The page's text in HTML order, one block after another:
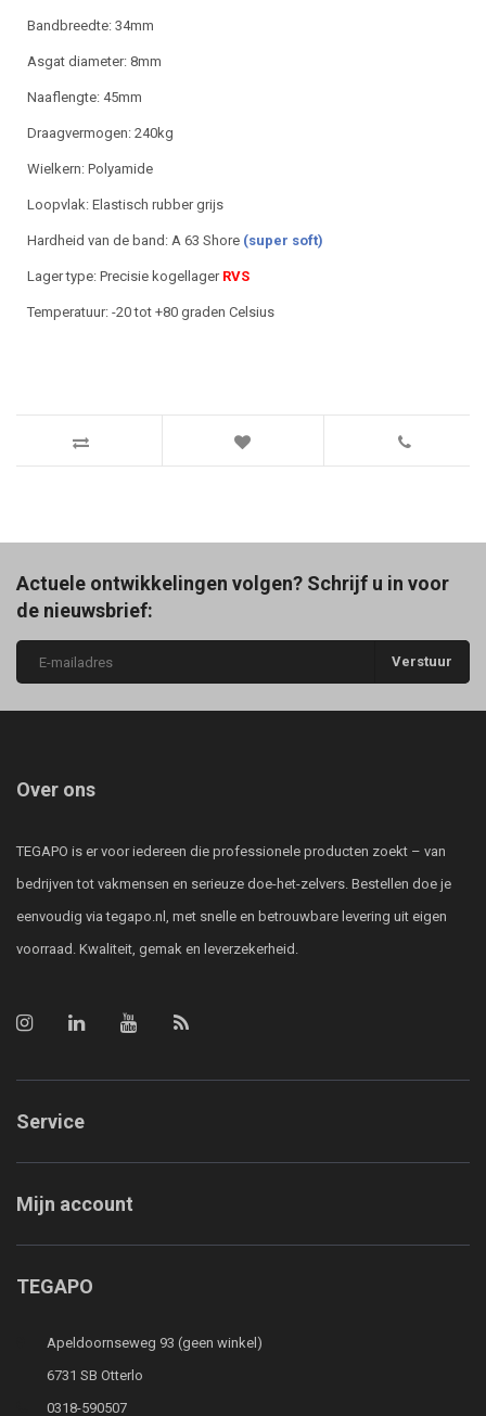
Bandbreedte: 34mm
Asgat diameter: 8mm
Naaflengte: 45mm
Draagvermogen: 240kg
Wielkern: Polyamide
Loopvlak: Elastisch rubber grijs
Hardheid van de band: A 63 Shore (super soft)
Lager type: Precisie kogellager RVS
Temperatuur: -20 tot +80 graden Celsius
Actuele ontwikkelingen volgen? Schrijf u in voor
de nieuwsbrief:
Verstuur
Over ons
TEGAPO is er voor iedereen die professionele producten zoekt – van
bedrijven tot vakmensen en serieuze doe-het-zelvers. Bestellen doe je
eenvoudig via tegapo.nl, met snelle en betrouwbare levering uit eigen
voorraad. Kwaliteit, gemak en leverzekerheid.
Service
Mijn account
TEGAPO
Apeldoornseweg 93 (geen winkel)
6731 SB Otterlo
0318-590507